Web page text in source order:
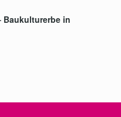
Baukulturerbe in